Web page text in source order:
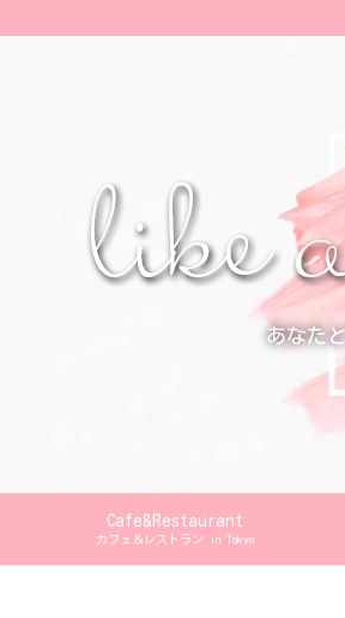
あなた
Cafe&Restaurant
カフェ＆レストラン in Tokyo